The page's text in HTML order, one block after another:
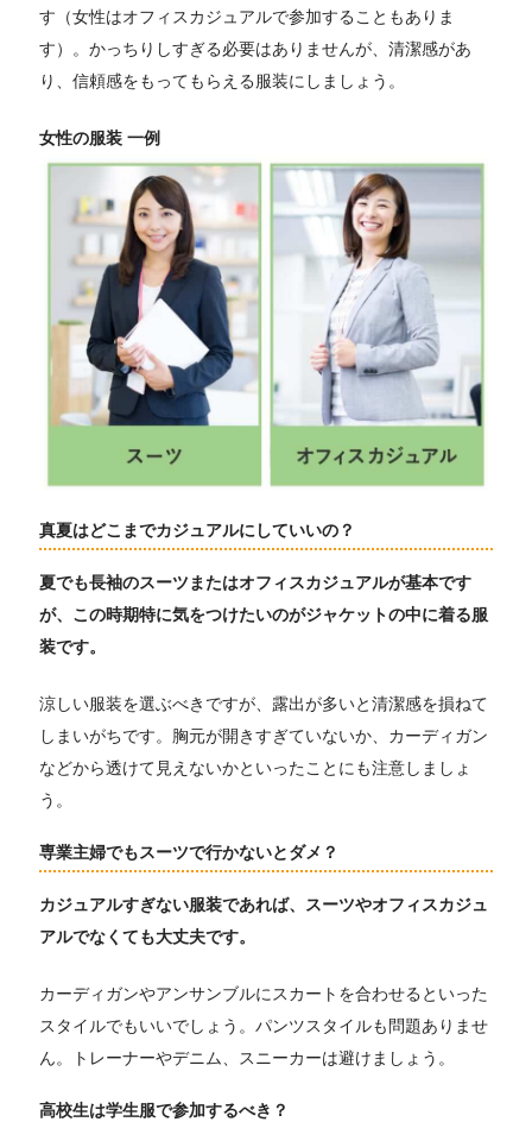
す（女性はオフィスカジュアルで参加することもありま
す）。かっちりしすぎる必要はありませんが、清潔感があ
り、信頼感をもってもらえる服装にしましょう。
女性の服装 一例
真夏はどこまでカジュアルにしていいの？
夏でも長袖のスーツまたはオフィスカジュアルが基本です
が、この時期特に気をつけたいのがジャケットの中に着る服
装です。
涼しい服装を選ぶべきですが、露出が多いと清潔感を損ねて
しまいがちです。胸元が開きすぎていないか、カーディガン
などから透けて見えないかといったことにも注意しましょ
う。
専業主婦でもスーツで行かないとダメ？
カジュアルすぎない服装であれば、スーツやオフィスカジュ
アルでなくても大丈夫です。
カーディガンやアンサンブルにスカートを合わせるといった
スタイルでもいいでしょう。パンツスタイルも問題ありませ
ん。トレーナーやデニム、スニーカーは避けましょう。
高校生は学生服で参加するべき？